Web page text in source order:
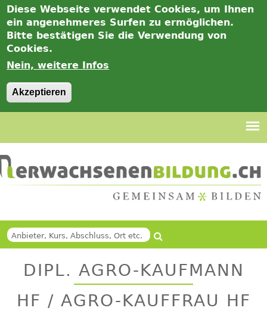
Diese Webseite verwendet Cookies, um Ihnen
ein angenehmeres Surfen zu ermöglichen.
Bitte bestätigen Sie die Verwendung von
Cookies.
Nein, weitere Infos
Akzeptieren
Suche
Back
topDIPL. AGRO-KAUFMANN
HF / AGRO-KAUFFRAU HF